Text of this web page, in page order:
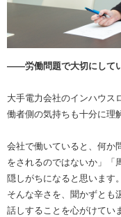
――労働問題で大切にして
大手電力会社のインハウス
働者側の気持ちも十分に理
会社で働いていると、何か
をされるのではないか」「
隠しがちになると思います。
そんな辛さを、聞かずとも
話しすることを心がけてい